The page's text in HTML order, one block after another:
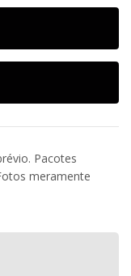
Pacotes
meramente